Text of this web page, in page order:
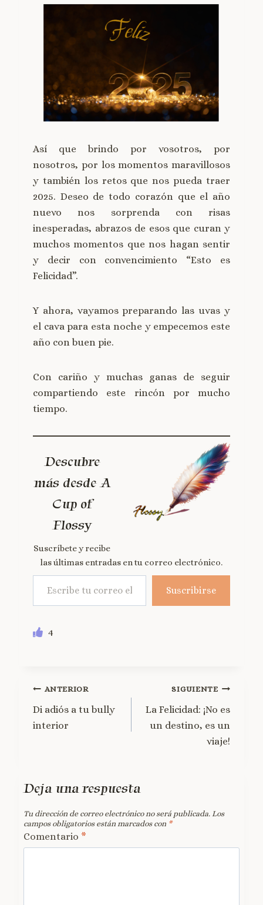
Así que brindo por vosotros, por
nosotros, por los momentos maravillosos
y también los retos que nos pueda traer
2025. Deseo de todo corazón que el año
nuevo nos sorprenda con risas
inesperadas, abrazos de esos que curan y
muchos momentos que nos hagan sentir
y decir con convencimiento “Esto es
Felicidad”.
Y ahora, vayamos preparando las uvas y
el cava para esta noche y empecemos este
año con buen pie.
Con cariño y muchas ganas de seguir
compartiendo este rincón por mucho
tiempo.
Descubre
más desde A
Cup of
Flossy
Suscríbete y recibe
las últimas entradas en tu correo electrónico.
Suscribirse
4
ANTERIOR
Di adiós a tu bully
interior
SIGUIENTE
La Felicidad: ¡No es
un destino, es un
viaje!
Deja una respuesta
Tu dirección de correo electrónico no será publicada. Los
campos obligatorios están marcados con *
Comentario *